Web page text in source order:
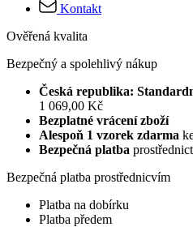
Kontakt
Ověřená kvalita
Bezpečný a spolehlivý nákup
Česká republika:
1 069,00 Kč
Bezplatné vrácení zboží
Alespoň 1 vzorek zdarma
Bezpečná platba
Bezpečná platba prostřednicvím
Platba na dobírku
Platba předem